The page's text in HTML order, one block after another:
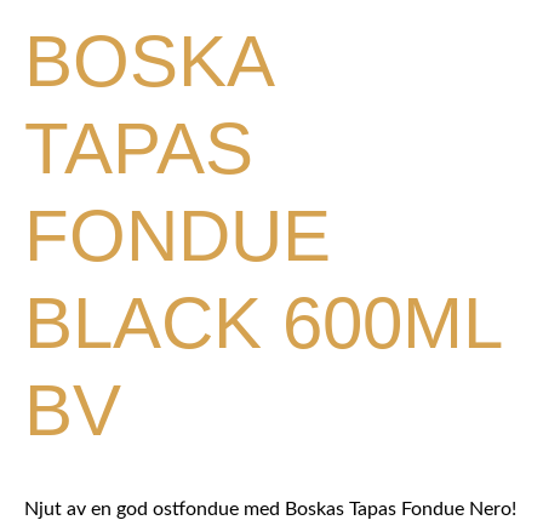
BOSKA
TAPAS
FONDUE
BLACK 600ML
BV
Njut av en god ostfondue med Boskas Tapas Fondue Nero!